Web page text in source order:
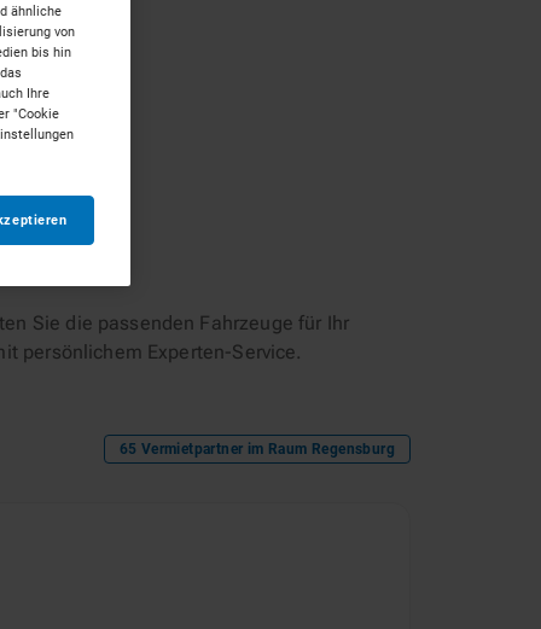
Sie die passenden Fahrzeuge für Ihr
persönlichem Experten-Service.
65 Vermietpartner im Raum Regensburg
ähnliche
von
bis hin
Ihre
"Cookie